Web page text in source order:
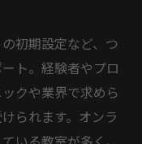
初期設定など、つ
ト。経験者やプロ
クや業界で求めら
られます。オンラ